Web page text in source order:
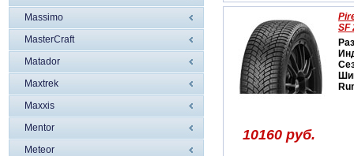
Massimo
MasterCraft
Matador
Maxtrek
Maxxis
Mentor
Meteor
SF
10160 руб.